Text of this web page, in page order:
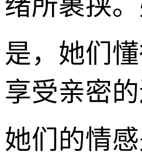
绪所裹挟
是，她们
享受亲密
她们的情